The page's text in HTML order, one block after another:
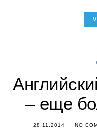
– еще
28.11.2014 NO